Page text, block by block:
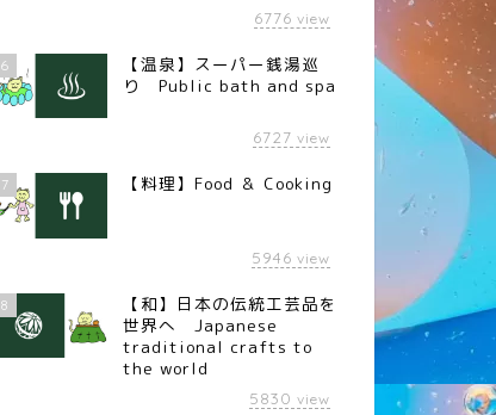
6776 view
6
【温泉】スーパー銭湯巡
り Public bath and spa
6727 view
7 【料理】Food ＆ Cooking
5946 view
8
【和】日本の伝統工芸品を
世界へ Japanese
traditional crafts to
the world
5830 view